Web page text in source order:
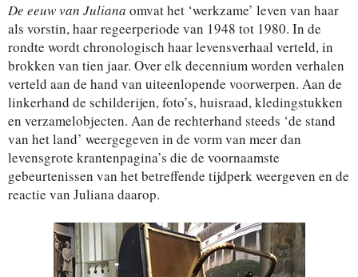
De eeuw van Juliana omvat het ‘werkzame’ leven van haar
als vorstin, haar regeerperiode van 1948 tot 1980. In de
rondte wordt chronologisch haar levensverhaal verteld, in
brokken van tien jaar. Over elk decennium worden verhalen
verteld aan de hand van uiteenlopende voorwerpen. Aan de
linkerhand de schilderijen, foto’s, huisraad, kledingstukken
en verzamelobjecten. Aan de rechterhand steeds ‘de stand
van het land’ weergegeven in de vorm van meer dan
levensgrote krantenpagina’s die de voornaamste
gebeurtenissen van het betreffende tijdperk weergeven en de
reactie van Juliana daarop.